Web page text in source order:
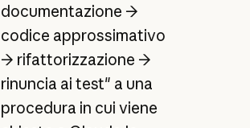
documentazione →
codice approssimativo
→ rifattorizzazione →
rinuncia ai test" a una
procedura in cui viene